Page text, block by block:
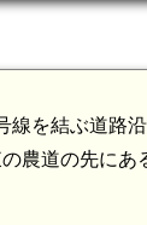
を結ぶ道路
農道の先に